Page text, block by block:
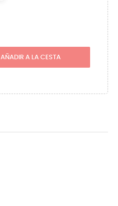
AÑADIR A LA CESTA